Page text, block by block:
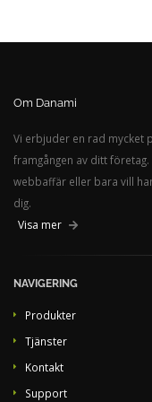
Om Danami
Vi erbjuder en rad mycket
framgången av ditt
webbaffär eller bara vill
dig.
Visa mer
NAVIGERING
Produkter
Tjänster
Kontakt
Support